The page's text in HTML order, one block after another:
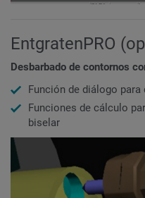
EntgratenPRO
Desbarbado de contornos
Función de diálogo
Funciones de cálculo
biselar